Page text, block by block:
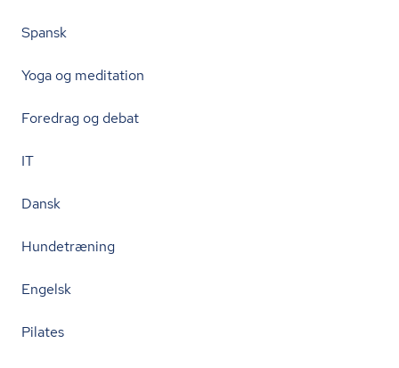
Spansk
Yoga og meditation
Foredrag og debat
IT
Dansk
Hundetræning
Engelsk
Pilates